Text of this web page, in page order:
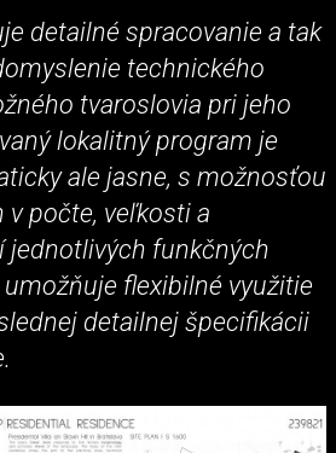
detailné spracovanie a tak
technického
tvaroslovia pri jeho
lokalitný program je
ale jasne, s možnosťou
počte, veľkosti a
jednotlivých funkčných
flexibilné využitie
detailnej špecifikácii